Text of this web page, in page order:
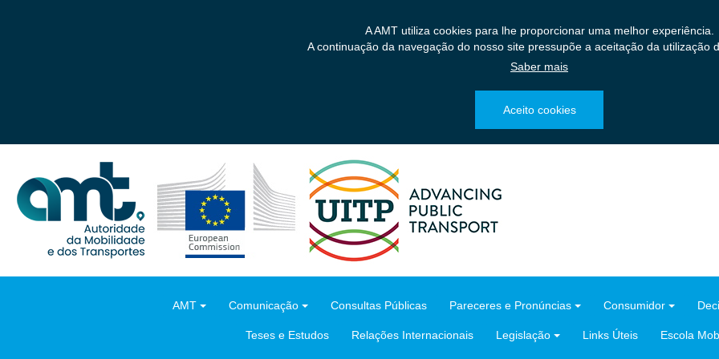
A AMT utiliza cookies para lhe proporcionar uma melhor experiência.
A continuação da navegação do nosso site pressupõe a aceitação da utilização
Saber mais
Aceito cookies
AMT Comunicação Consultas Públicas Pareceres e Pronúncias Consumidor
Teses e Estudos Relações Internacionais Legislação Links Úteis Escola